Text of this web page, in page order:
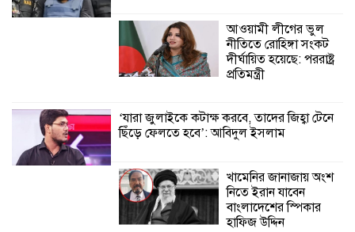
আওয়ামী লীগের ভুল
নীতিতে রোহিঙ্গা সংকট
দীর্ঘায়িত হয়েছে: পররাষ্ট্র
প্রতিমন্ত্রী
‘যারা জুলাইকে কটাক্ষ করবে, তাদের জিহ্বা টেনে
ছিঁড়ে ফেলতে হবে’: আবিদুল ইসলাম
খামেনির জানাজায় অংশ
নিতে ইরান যাবেন
বাংলাদেশের স্পিকার
হাফিজ উদ্দিন